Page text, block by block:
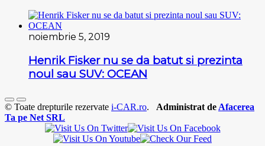
noiembrie 5, 2019
Henrik Fisker nu se da batut si prezinta
noul sau SUV: OCEAN
© Toate drepturile rezervate i-CAR.ro. Administrat deAfacerea
Ta pe Net SRL